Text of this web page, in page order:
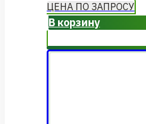
ЦЕНА ПО ЗАПРОСУ
В корзину